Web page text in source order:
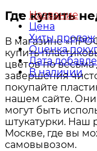
Где купить
В магазине
купить
цветов по
завершения
покупайте
нашем сайте. Они
могут быть
штукатурки. Наш
Москве, где вы
самовывозом.
Название
Цена
Хиты продаж
Оценка
Дата
В наличии